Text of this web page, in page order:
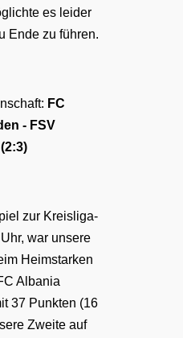
es leider
Ende zu führen.
FC
- FSV
zur Kreisliga-
war unsere
Heimstarken
Albania
37 Punkten (16
Zweite auf